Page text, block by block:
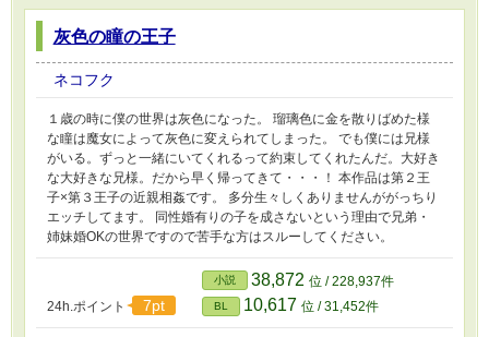
灰色の瞳の王子
ネコフク
１歳の時に僕の世界は灰色になった。 瑠璃色に金を散りばめた様
な瞳は魔女によって灰色に変えられてしまった。 でも僕には兄様
がいる。ずっと一緒にいてくれるって約束してくれたんだ。大好き
な大好きな兄様。だから早く帰ってきて・・・！ 本作品は第２王
子×第３王子の近親相姦です。 多分生々しくありませんががっちり
エッチしてます。 同性婚有りの子を成さないという理由で兄弟・
姉妹婚OKの世界ですので苦手な方はスルーしてください。
24h.ポイント 7pt
小説 38,872 位 / 228,937件
BL 10,617 位 / 31,452件